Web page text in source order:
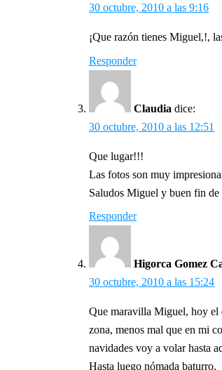
30 octubre, 2010 a las 9:16
¡Que razón tienes Miguel,!,
Responder
Claudia dice:
30 octubre, 2010 a las 12:51
Que lugar!!!
Las fotos son muy
Saludos Miguel y buen fin de
Responder
Higorca Gomez
30 octubre, 2010 a las 15:24
Que maravilla Miguel, hoy el
zona, menos mal que en mi
navidades voy a volar hasta
Hasta luego nómada baturro.